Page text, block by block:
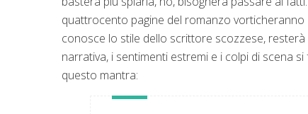
quattrocento pagine del romanzo
conosce lo stile dello scrittore scozzese,
narrativa, i sentimenti estremi e i colpi di scena
questo mantra: